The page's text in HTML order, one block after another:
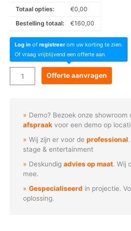
Totaal opties:
€0,00
Bestelling totaal:
€160,00
Log in of registreerom uw korting te zien.
Of vraag vrijblijvend een offerte aan.
Goboservice
-
aantal
Offerte aanvragen
Demo? Bezoek onze
afspraak voor een demo op
Wij zijn er voor deprofessional
stage & entertainment
Deskundigadvies op maat. Wij
mee.
Gespecialiseerd in projectie.
oplossing.